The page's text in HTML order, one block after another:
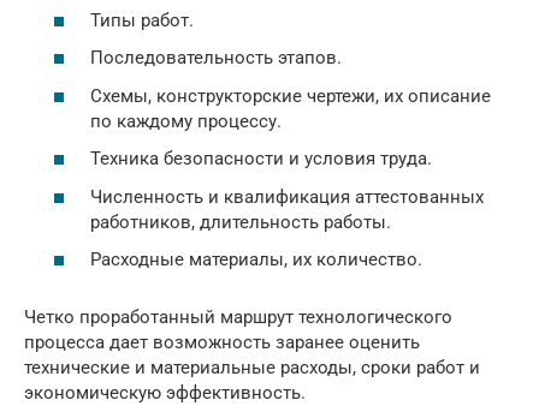
Типы работ.
Последовательность этапов.
Схемы, конструкторские чертежи, их описание
по каждому процессу.
Техника безопасности и условия труда.
Численность и квалификация аттестованных
работников, длительность работы.
Расходные материалы, их количество.
Четко проработанный маршрут технологического
процесса дает возможность заранее оценить
технические и материальные расходы, сроки работ и
экономическую эффективность.